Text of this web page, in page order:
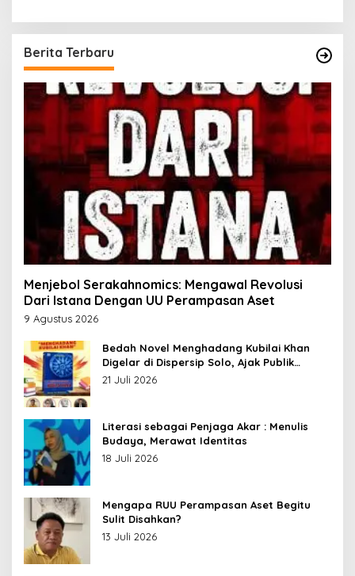
Berita Terbaru
Menjebol Serakahnomics: Mengawal Revolusi
Dari Istana Dengan UU Perampasan Aset
9 Agustus 2026
Bedah Novel Menghadang Kubilai Khan
Digelar di Dispersip Solo, Ajak Publik
Menyelami Heroisme Leluhur Nusantara
21 Juli 2026
Literasi sebagai Penjaga Akar : Menulis
Budaya, Merawat Identitas
18 Juli 2026
Mengapa RUU Perampasan Aset Begitu
Sulit Disahkan?
13 Juli 2026